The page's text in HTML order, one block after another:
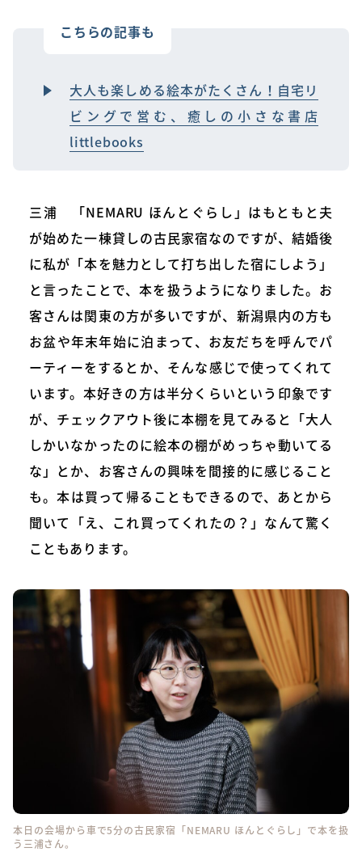
こちらの記事も
大人も楽しめる絵本がたくさん！自宅リ
ビングで営む、癒しの小さな書店
littlebooks
三浦 「NEMARU ほんとぐらし」はもともと夫
が始めた一棟貸しの古民家宿なのですが、結婚後
に私が「本を魅力として打ち出した宿にしよう」
と言ったことで、本を扱うようになりました。お
客さんは関東の方が多いですが、新潟県内の方も
お盆や年末年始に泊まって、お友だちを呼んでパ
ーティーをするとか、そんな感じで使ってくれて
います。本好きの方は半分くらいという印象です
が、チェックアウト後に本棚を見てみると「大人
しかいなかったのに絵本の棚がめっちゃ動いてる
な」とか、お客さんの興味を間接的に感じること
も。本は買って帰ることもできるので、あとから
聞いて「え、これ買ってくれたの？」なんて驚く
こともあります。
本日の会場から車で5分の古民家宿「NEMARU ほんとぐらし」で本を扱
う三浦さん。